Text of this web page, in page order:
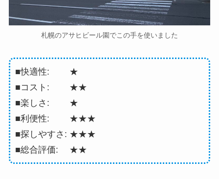
札幌のアサヒビール園でこの手を使いました
■快適性: ★
■コスト: ★★
■楽しさ: ★
■利便性: ★★★
■探しやすさ: ★★★
■総合評価: ★★